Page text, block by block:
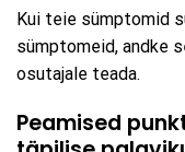
Kui teie sümptomid
sümptomeid, andke
osutajale teada.
Peamised